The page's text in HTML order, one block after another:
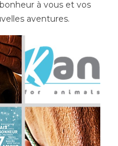
à vous et vos
aventures.